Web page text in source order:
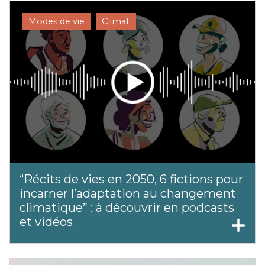
Modes de vie Climat
“Récits de vies en 2050, 6 fictions pour
incarner l’adaptation au changement
climatique” : à découvrir en podcasts
et vidéos